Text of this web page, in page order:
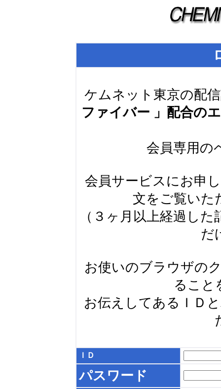
ケムネット東京の配
ファイバー 」配合の
会員専用の
会員サービスにお申
文をご覧いた
（３ヶ月以上経過し
だ
お使いのブラウザの
ること
お伝えしてあるＩＤ
ＩＤ
パスワード